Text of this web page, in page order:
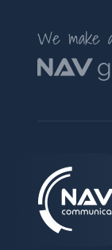
We make